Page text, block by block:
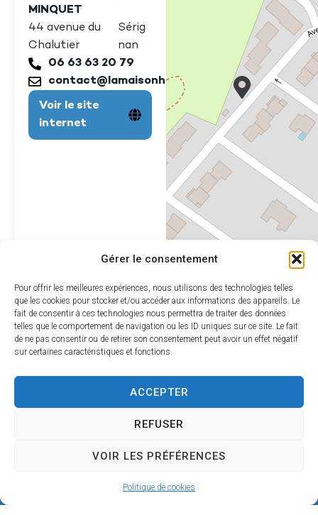
Gérer le consentement
Pour offrir les meilleures expériences, nous utilisons des technologies telles
que les cookies pour stocker et/ou accéder aux informations des appareils. Le
fait de consentir à ces technologies nous permettra de traiter des données
telles que le comportement de navigation ou les ID uniques sur ce site. Le fait
de ne pas consentir ou de retirer son consentement peut avoir un effet négatif
sur certaines caractéristiques et fonctions.
ACCEPTER
REFUSER
VOIR LES PRÉFÉRENCES
Politique de cookies
MINQUET
44 avenue du
Chalutier
Sérig
nan
06 63 63 20 79
contact@lamaisonharmonia.org;
Voir le site
internet
contributors
Mairie de SÉRIGNAN